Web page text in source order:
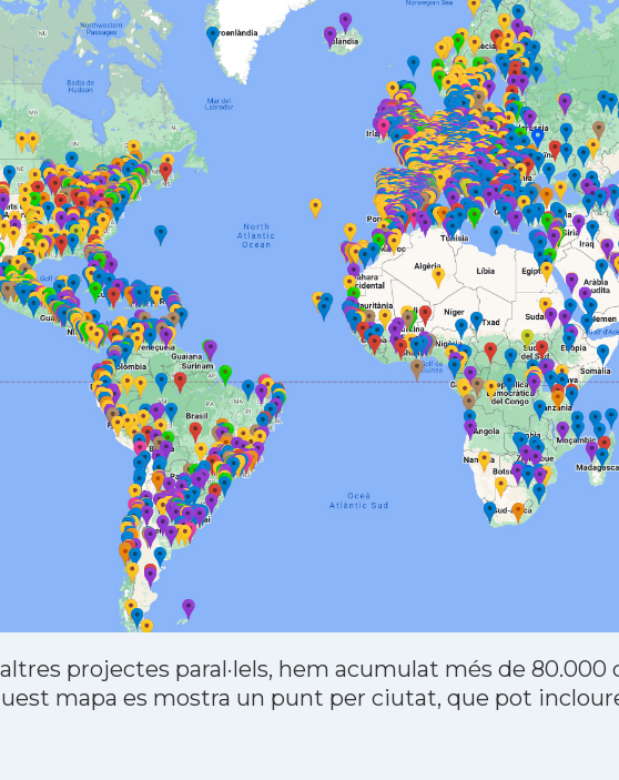
projectes paral·lels, hem acumulat més de
mapa es mostra un punt per ciutat, que pot